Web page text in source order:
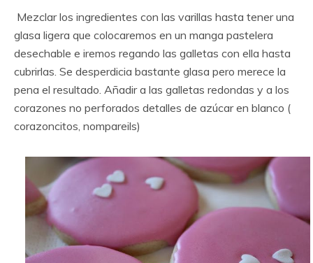
Mezclar los ingredientes con las varillas hasta tener una
glasa ligera que colocaremos en un manga pastelera
desechable e iremos regando las galletas con ella hasta
cubrirlas. Se desperdicia bastante glasa pero merece la
pena el resultado. Añadir a las galletas redondas y a los
corazones no perforados detalles de azúcar en blanco (
corazoncitos, nompareils)